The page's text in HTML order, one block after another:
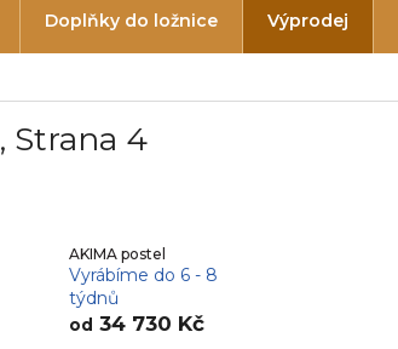
Doplňky do ložnice Výprodej
, Strana 4
AKIMA postel
Vyrábíme do 6 - 8
týdnů
od 34 730 Kč